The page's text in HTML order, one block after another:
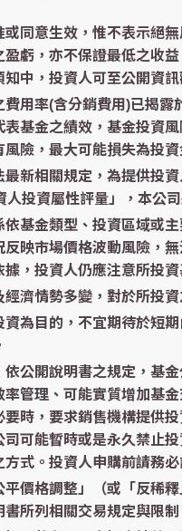
或同意生效，惟不表示絕
盈虧，亦不保證最低之收
知中，投資人可至公開資
用率(含分銷費用)已揭
表基金之績效，基金投資
險，最大可能損失為投
最新相關規定，為提供投
投資屬性評量」，本公
依基金類型、投資區域或
映市場價格波動風險，
，投資人仍應注意所投
濟情勢多變，對於所投
資為目的，不宜期待於短
依公開說明書之規定，基
管理、可能實質增加基
時，要求銷售機構提供
可能暫時或是永久禁止
式。投資人申購前請務
價格調整」（或「反稀
所列相關交易規定與限制